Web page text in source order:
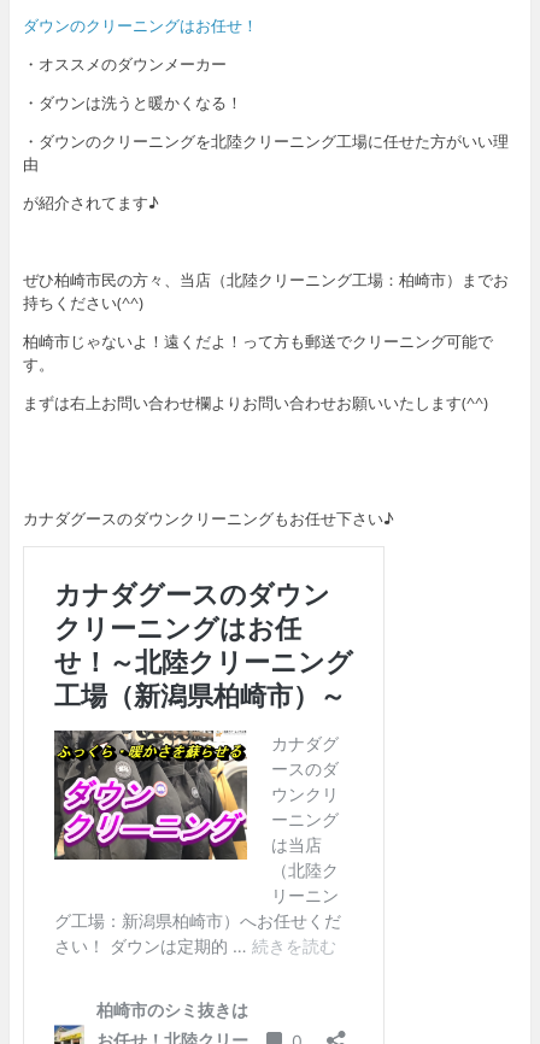
ダウンのクリーニングはお任せ！
・オススメのダウンメーカー
・ダウンは洗うと暖かくなる！
・ダウンのクリーニングを北陸クリーニング工場に任せた方がいい理
由
が紹介されてます♪
ぜひ柏崎市民の方々、当店（北陸クリーニング工場：柏崎市）までお
持ちください(^^)
柏崎市じゃないよ！遠くだよ！って方も郵送でクリーニング可能で
す。
まずは右上お問い合わせ欄よりお問い合わせお願いいたします(^^)
カナダグースのダウンクリーニングもお任せ下さい♪